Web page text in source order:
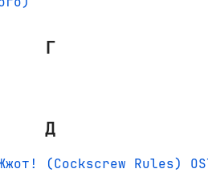
Г
Д
(Cockscrew Rules)